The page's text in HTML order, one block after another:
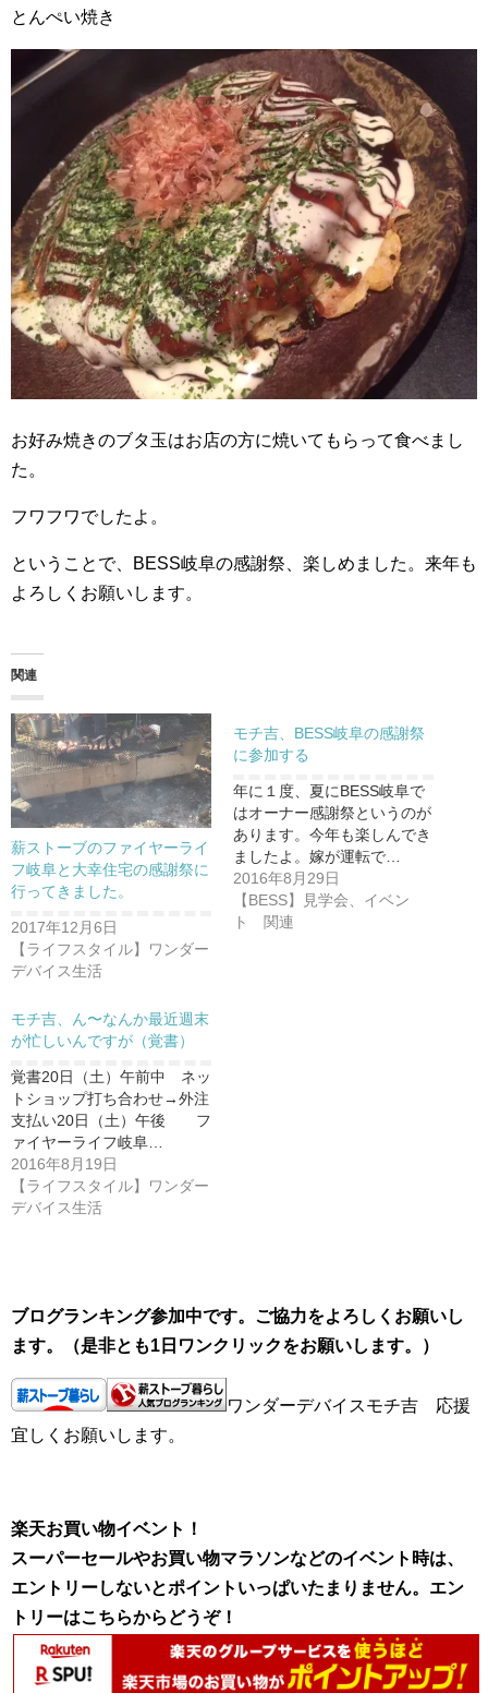
とんぺい焼き
お好み焼きのブタ玉はお店の方に焼いてもらって食べまし
た。
フワフワでしたよ。
ということで、BESS岐阜の感謝祭、楽しめました。来年も
よろしくお願いします。
関連
薪ストーブのファイヤーライ
フ岐阜と大幸住宅の感謝祭に
行ってきました。
2017年12月6日
【ライフスタイル】ワンダー
デバイス生活
モチ吉、BESS岐阜の感謝祭
に参加する
年に１度、夏にBESS岐阜で
はオーナー感謝祭というのが
あります。今年も楽しんでき
ましたよ。嫁が運転で…
2016年8月29日
【BESS】見学会、イベン
ト 関連
モチ吉、ん〜なんか最近週末
が忙しいんですが（覚書）
覚書20日（土）午前中 ネッ
トショップ打ち合わせ→外注
支払い20日（土）午後 フ
ァイヤーライフ岐阜…
2016年8月19日
【ライフスタイル】ワンダー
デバイス生活
ブログランキング参加中です。ご協力をよろしくお願いし
ます。（是非とも1日ワンクリックをお願いします。）
ワンダーデバイスモチ吉 応援
宜しくお願いします。
楽天お買い物イベント！
スーパーセールやお買い物マラソンなどのイベント時は、
エントリーしないとポイントいっぱいたまりません。エン
トリーはこちらからどうぞ！